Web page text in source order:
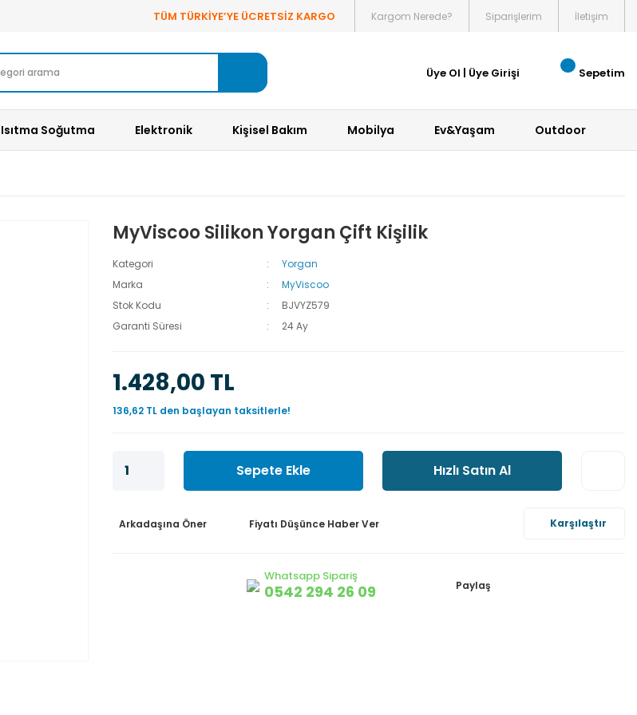
TÜM TÜRKİYE’YE ÜCRETSİZ KARGO Kargom Nerede? Siparişlerim İletişim
Üye Ol | Üye Girişi Sepetim
Isıtma Soğutma Elektronik Kişisel Bakım Mobilya Ev&Yaşam Outdoor
MyViscoo Silikon Yorgan Çift Kişilik
Kategori
Yorgan
Marka
MyViscoo
Stok Kodu
BJVYZ579
Garanti Süresi
24 Ay
1.428,00 TL
136,62 TL den başlayan taksitlerle!
Sepete Ekle Hızlı Satın Al
Arkadaşına Öner Fiyatı Düşünce Haber Ver Karşılaştır
Whatsapp Sipariş
0542 294 26 09 Paylaş